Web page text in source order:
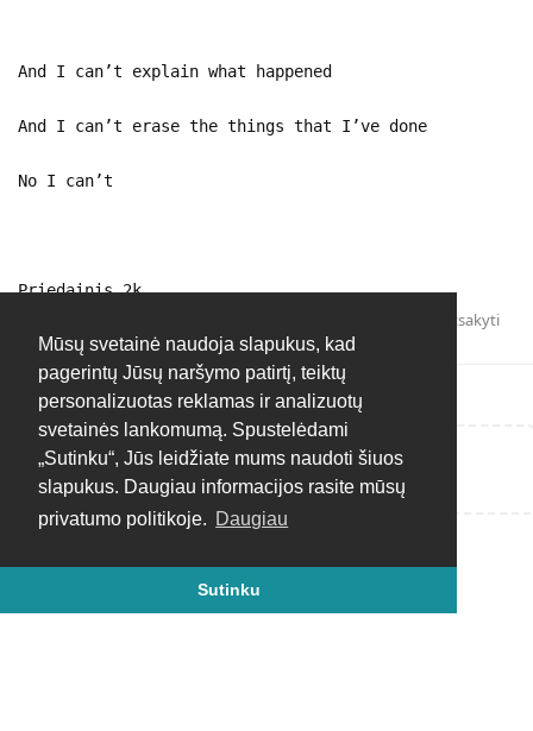
Mūsų svetainė naudoja slapukus, kad
pagerintų Jūsų naršymo patirtį, teiktų
personalizuotas reklamas ir analizuotų
svetainės lankomumą. Spustelėdami
„Sutinku“, Jūs leidžiate mums naudoti šiuos
slapukus. Daugiau informacijos rasite mūsų
privatumo politikoje. Daugiau
Sutinku
And I can’t explain what happened
And I can’t erase the things that I’ve done
No I can’t
Priedainis 2k
Atsakyti
Rašyti atsakymą...